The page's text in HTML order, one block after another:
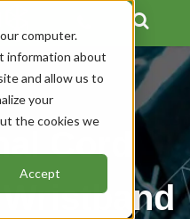
computer.
information about
and allow us to
your
the cookies we
Accept
Cord
Wristband